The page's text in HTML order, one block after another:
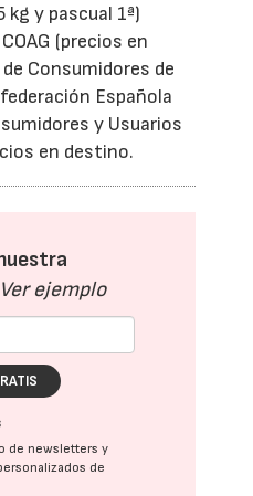
y pascual 1ª)
(precios en
Consumidores de
Española
y Usuarios
en destino.
Ver ejemplo
de newsletters y
de